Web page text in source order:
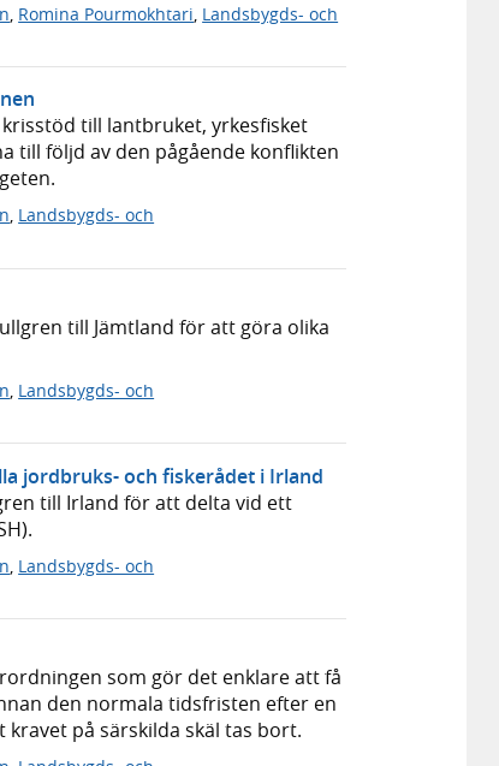
Romina Pourmokhtari Landsbygds- och
till lantbruket, yrkesfisket
till följd av den pågående konflikten
, Landsbygds- och
till Jämtland för att göra olika
, Landsbygds- och
jordbruks- och fiskerådet i Irland
till Irland för att delta vid ett
Landsbygds- och
som gör det enklare att få
den normala tidsfristen efter en
på särskilda skäl tas bort.